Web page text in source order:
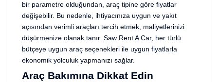
bir parametre olduğundan, araç tipine göre fiyatlar
değişebilir. Bu nedenle, ihtiyacınıza uygun ve yakıt
açısından verimli araçları tercih etmek, maliyetlerinizi
düşürmenize olanak tanır. Saw Rent A Car, her türlü
bütçeye uygun araç seçenekleri ile uygun fiyatlarla
ekonomik yolculuk yapmanızı sağlar.
Araç Bakımına Dikkat Edin